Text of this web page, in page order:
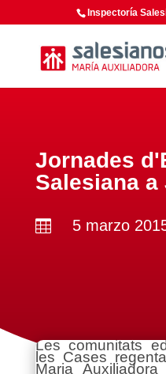
Inspectoría
Jornades
Salesiana a
 5 marzo
Les comunitats
les Cases
Maria